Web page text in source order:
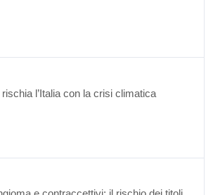
l’Italia con la crisi climatica